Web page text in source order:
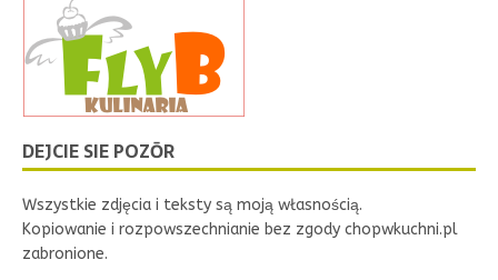
DEJCIE SIE POZŌR
Wszystkie zdjęcia i teksty są moją własnością.
Kopiowanie i rozpowszechnianie bez zgody chopwkuchni.pl
zabronione.